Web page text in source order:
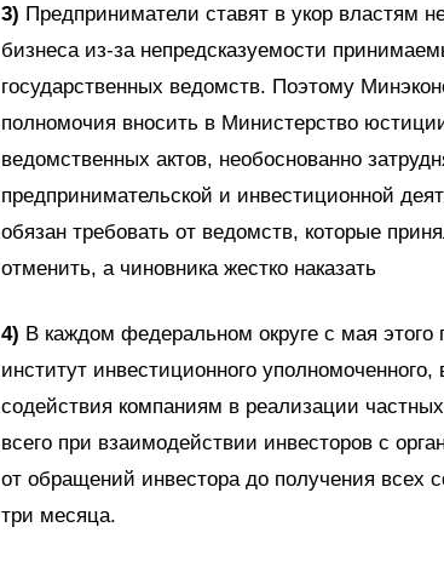
3) Предприниматели ставят в укор властям
бизнеса из-за непредсказуемости
государственных ведомств. Поэтому
полномочия вносить в Министерство
ведомственных актов, необоснованно
предпринимательской и инвестиционной
обязан требовать от ведомств, которые
отменить, а чиновника жестко наказать
4) В каждом федеральном округе с мая этого
институт инвестиционного уполномоченного,
содействия компаниям в реализации
всего при взаимодействии инвесторов с
от обращений инвестора до получения всех
три месяца.